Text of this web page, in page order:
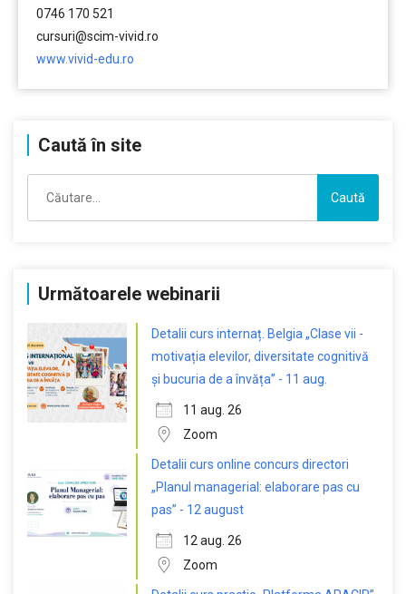
0746 170 521
cursuri@scim-vivid.ro
www.vivid-edu.ro
Caută în site
după:
Următoarele webinarii
Detalii curs internaț. Belgia „Clase vii -
motivația elevilor, diversitate cognitivă
și bucuria de a învăța” - 11 aug.
11 aug. 26
Zoom
Detalii curs online concurs directori
„Planul managerial: elaborare pas cu
pas” - 12 august
12 aug. 26
Zoom